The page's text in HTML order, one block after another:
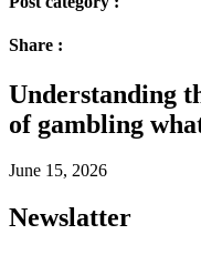
Share :
Understanding
of gambling
June 15, 2026
Newslatter